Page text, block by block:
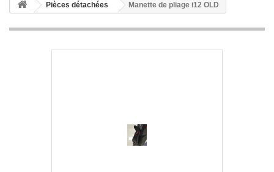
Pièces détachées Manette de pliage i12 OLD